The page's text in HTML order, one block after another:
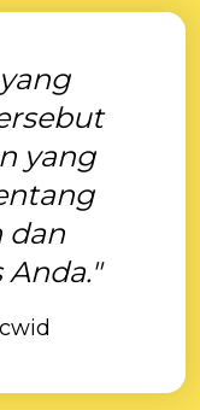
yang
dan